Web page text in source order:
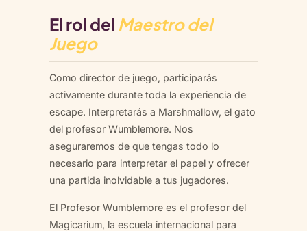
El rol del Maestro del
Juego
Como director de juego, participarás
activamente durante toda la experiencia de
escape. Interpretarás a Marshmallow, el gato
del profesor Wumblemore. Nos
aseguraremos de que tengas todo lo
necesario para interpretar el papel y ofrecer
una partida inolvidable a tus jugadores.
El Profesor Wumblemore es el profesor del
Magicarium, la escuela internacional para